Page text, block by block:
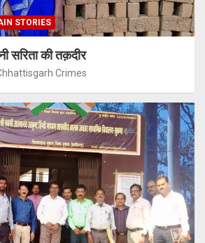
STORIES
सरिता की तक़दीर
Crimes